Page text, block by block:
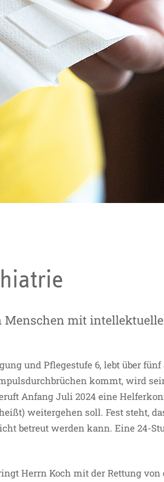
mit
und Pflegestufe 6, lebt über
kommt, wird
Anfang Juli 2024 eine
weitergehen soll. Fest steht,
betreut werden kann. Eine 24-
Herrn Koch mit der Rettung